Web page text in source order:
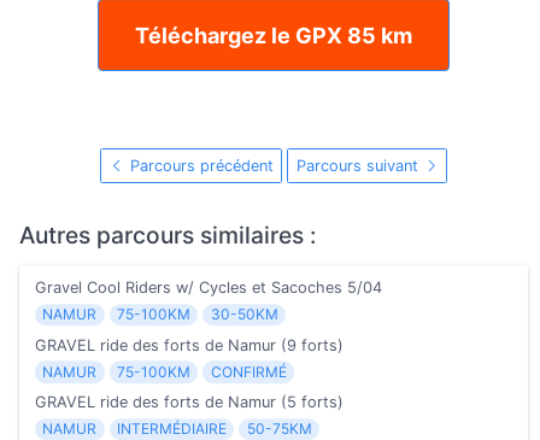
Téléchargez le GPX 85 km
Parcours précédent Parcours suivant
Autres parcours similaires :
Gravel Cool Riders w/ Cycles et Sacoches 5/04
NAMUR
75-100KM
30-50KM
GRAVEL ride des forts de Namur (9 forts)
NAMUR
75-100KM
CONFIRMÉ
GRAVEL ride des forts de Namur (5 forts)
NAMUR
INTERMÉDIAIRE
50-75KM